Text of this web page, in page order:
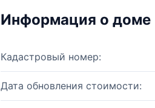
Информация о доме
Кадастровый номер:
Дата обновления стоимости: